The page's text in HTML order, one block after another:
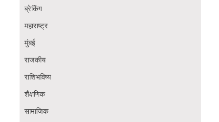
ब्रेकिंग
महाराष्ट्र
मुंबई
राजकीय
राशिभविष्य
शैक्षणिक
सामाजिक